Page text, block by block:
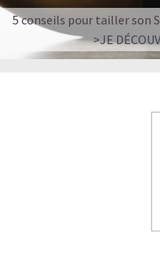
5 conseils pour tailler son
>JE